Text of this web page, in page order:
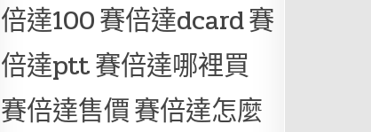
倍達100賽倍達dcard賽
倍達ptt賽倍達哪裡買
賽倍達售價賽倍達怎麼